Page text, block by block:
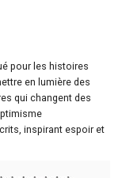
pour les histoires
en lumière des
qui changent des
inspirant espoir et